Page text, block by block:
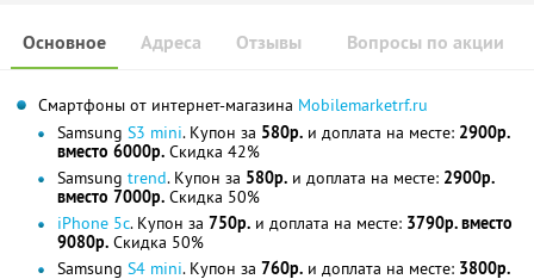
Основное Отзывы Вопросы по акции
Адреса
Смартфоны от интернет-магазина Mobilemarketrf.ru
Samsung S3 mini. Купон за 580р. и доплата на месте: 2900р.
вместо 6000р. Скидка 42%
Samsung trend. Купон за 580р. и доплата на месте: 2900р.
вместо 7000р. Скидка 50%
iPhone 5c. Купон за 750р. и доплата на месте: 3790р. вместо
9080р. Скидка 50%
Samsung S4 mini. Купон за 760р. и доплата на месте: 3800р.